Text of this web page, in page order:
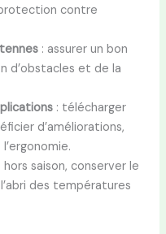
contre
: assurer un bon
d’obstacles et de la
: télécharger
d’améliorations,
saison, conserver le
des températures